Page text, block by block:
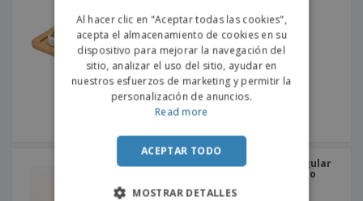
Bandeja italiana rectangular
de acero inoxidable - Dino
SPANISH
Al hacer clic en "Aceptar todas las cookies",
acepta el almacenamiento de cookies en su
dispositivo para mejorar la navegación del
sitio, analizar el uso del sitio, ayudar en
nuestros esfuerzos de marketing y permitir la
personalización de anuncios.
Read more
ACEPTAR TODO
MOSTRAR DETALLES